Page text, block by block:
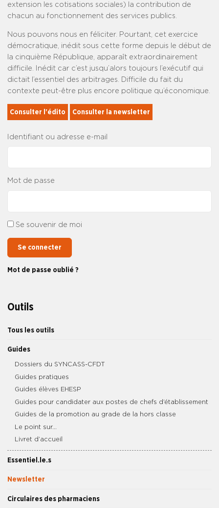
Outils
Tous les outils
Guides
Dossiers du SYNCASS-CFDT
Guides pratiques
Guides élèves EHESP
Guides pour candidater aux postes de chefs d’établissement
Guides de la promotion au grade de la hors classe
Le point sur…
Livret d’accueil
Essentiel.le.s
Newsletter
Circulaires des pharmaciens
extension les cotisations sociales) la contribution de
chacun au fonctionnement des services publics.
Nous pouvons nous en féliciter. Pourtant, cet exercice
démocratique, inédit sous cette forme depuis le début de
la cinquième République, apparaît extraordinairement
difficile. Inédit car c’est jusqu’alors toujours l’exécutif qui
dictait l’essentiel des arbitrages. Difficile du fait du
contexte peut-être plus encore politique qu’économique.
Consulter l'édito Consulter la newsletter
Identifiant ou adresse e-mail
Mot de passe
Se souvenir de moi
Se connecter
Mot de passe oublié ?